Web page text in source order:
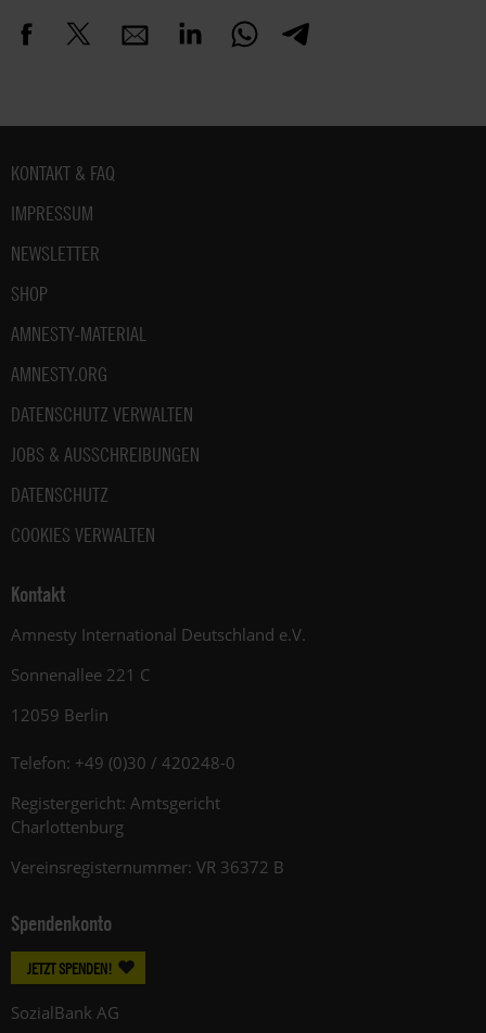
Fußbereich
KONTAKT & FAQ
IMPRESSUM
NEWSLETTER
SHOP
AMNESTY-MATERIAL
AMNESTY.ORG
DATENSCHUTZ VERWALTEN
JOBS & AUSSCHREIBUNGEN
DATENSCHUTZ
COOKIES VERWALTEN
Kontakt
Amnesty International Deutschland e.V.
Sonnenallee 221 C
12059 Berlin
Telefon: +49 (0)30 / 420248-0
Registergericht: Amtsgericht
Charlottenburg
Vereinsregisternummer: VR 36372 B
Spendenkonto
JETZT SPENDEN!
SozialBank AG